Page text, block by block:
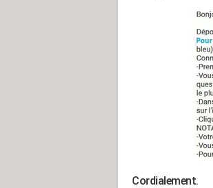
Cordialement.